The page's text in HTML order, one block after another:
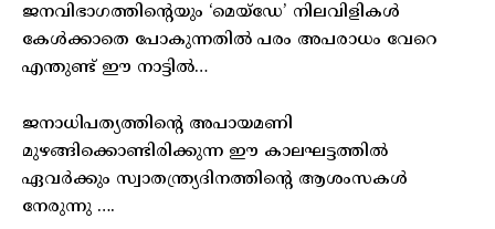
ജനവിഭാഗത്തിന്റെയും ‘മെയ്‌ഡേ’ നിലവിളികൾ
കേൾക്കാതെ പോകുന്നതിൽ പരം അപരാധം വേറെ
എന്തുണ്ട് ഈ നാട്ടിൽ…
ജനാധിപത്യത്തിന്റെ അപായമണി
മുഴങ്ങിക്കൊണ്ടിരിക്കുന്ന ഈ കാലഘട്ടത്തിൽ
ഏവർക്കും സ്വാതന്ത്ര്യദിനത്തിന്റെ ആശംസകൾ
നേരുന്നു ….